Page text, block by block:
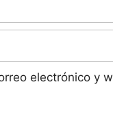
electrónico y